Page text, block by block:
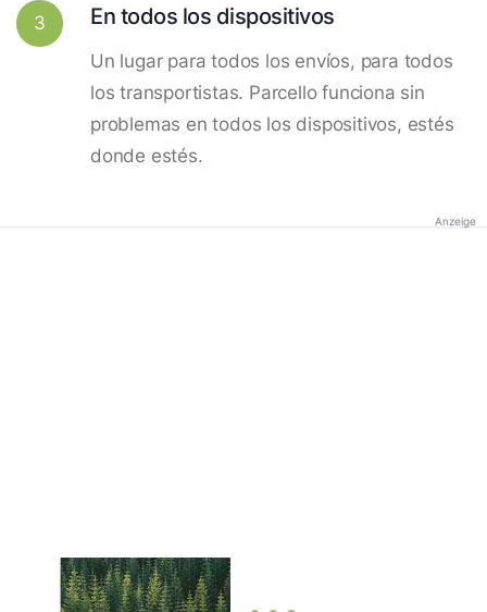
3 En todos los dispositivos
Un lugar para todos los envíos, para todos
los transportistas. Parcello funciona sin
problemas en todos los dispositivos, estés
donde estés.
Anzeige